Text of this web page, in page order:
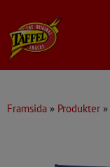
to
content
Framsida » Produkter »